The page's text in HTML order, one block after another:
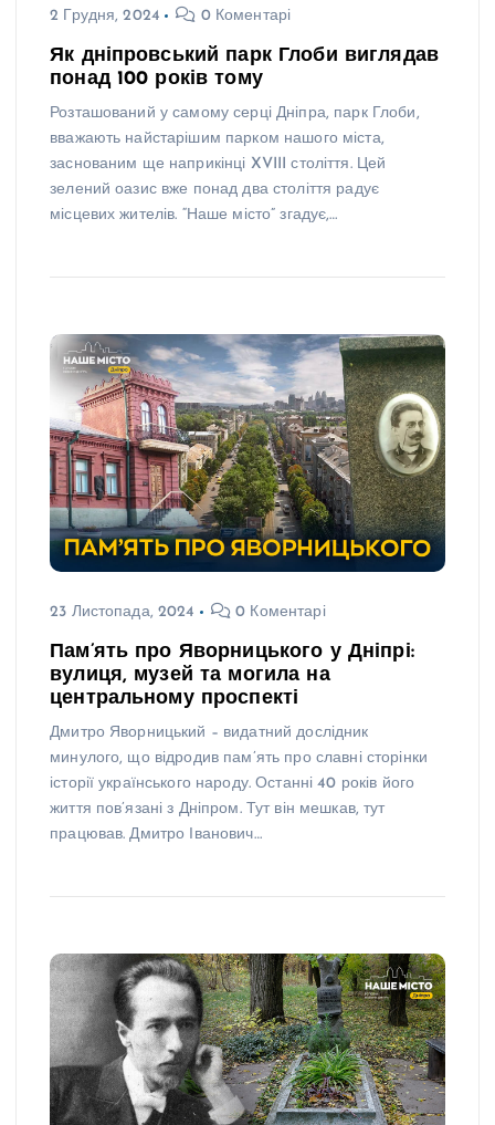
2 Грудня, 2024 0 Коментарі
Як дніпровський парк Глоби виглядав
понад 100 років тому
Розташований у самому серці Дніпра, парк Глоби,
вважають найстарішим парком нашого міста,
заснованим ще наприкінці XVIII століття. Цей
зелений оазис вже понад два століття радує
місцевих жителів. “Наше місто” згадує,…
23 Листопада, 2024 0 Коментарі
Пам’ять про Яворницького у Дніпрі:
вулиця, музей та могила на
центральному проспекті
Дмитро Яворницький – видатний дослідник
минулого, що відродив пам’ять про славні сторінки
історії українського народу. Останні 40 років його
життя пов’язані з Дніпром. Тут він мешкав, тут
працював. Дмитро Іванович…